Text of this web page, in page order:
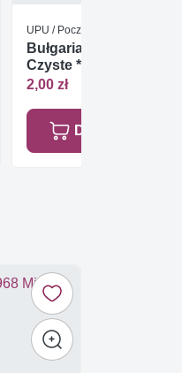
UPU / Poczta
Bułgaria 1971 Mi 2121
Czyste **
2,00 zł
Dodaj do